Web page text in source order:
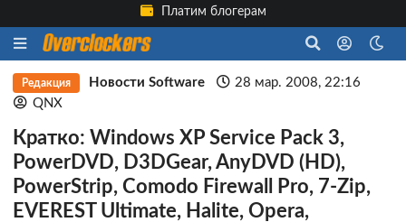
Платим блогерам
Редакция Новости Software
28 мар. 2008, 22:16
QNX
Кратко: Windows XP Service Pack 3,
PowerDVD, D3DGear, AnyDVD (HD),
PowerStrip, Comodo Firewall Pro, 7-Zip,
EVEREST Ultimate, Halite, Opera,